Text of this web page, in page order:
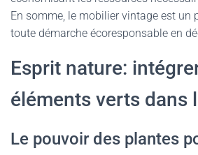
En somme, le mobilier vintage est un
toute démarche écoresponsable en
Esprit nature:
éléments verts dans
Le pouvoir des plantes